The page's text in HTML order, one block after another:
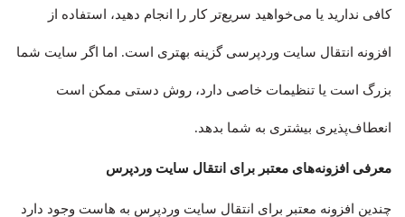
کافی ندارید یا می‌خواهید سریع‌تر کار را انجام دهید، استفاده از
افزونه انتقال سایت وردپرسی گزینه بهتری است. اما اگر سایت شما
بزرگ است یا تنظیمات خاصی دارد، روش دستی ممکن است
انعطاف‌پذیری بیشتری به شما بدهد.
معرفی افزونه‌های معتبر برای انتقال سایت وردپرس
چندین افزونه معتبر برای انتقال سایت وردپرس به هاست وجود دارد